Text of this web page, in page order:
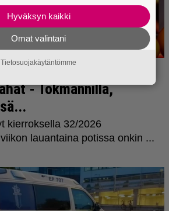
Hyväksyn kaikki
Omat valintani
Tietosuojakäytäntömme